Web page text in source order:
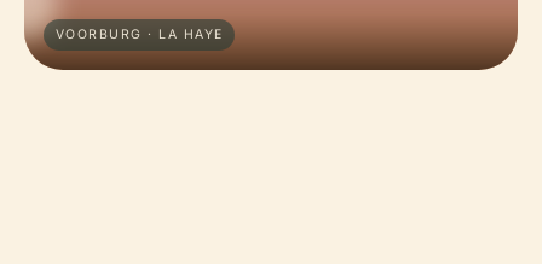
VOORBURG · LA HAYE